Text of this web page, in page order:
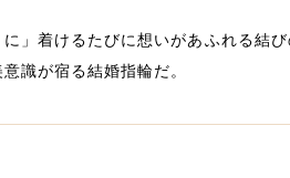
」着けるたびに想いがあふれる結
識が宿る結婚指輪だ。